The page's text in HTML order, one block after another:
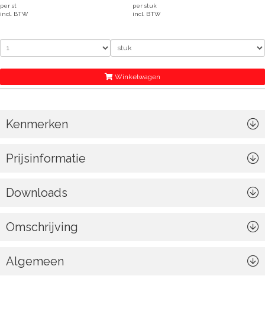
per st
incl. BTW
per stuk
incl. BTW
Winkelwagen
Kenmerken
Prijsinformatie
Downloads
Omschrijving
Algemeen